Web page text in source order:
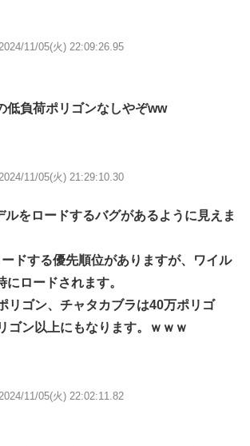
11/05(火) 22:09:26.95
低負荷ポリゴンなしやぞww
2024/11/05(火) 21:29:10.30
ルをロードするバグがあるように見えま
ドする優先順位がありますが、ワイル
にロードされます。
リゴン、チャタカブラは40万ポリゴ
ゴン以上にもなります。ｗｗｗ
11/05(火) 22:02:11.82